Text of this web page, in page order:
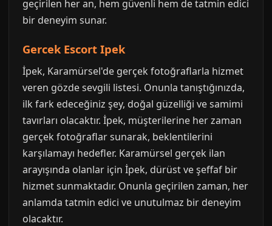
geçirilen her an, hem güvenli hem de tatmin edici
bir deneyim sunar.
Gercek Escort Ipek
İpek, Karamürsel'de gerçek fotoğraflarla hizmet
veren gözde sevgili listesi. Onunla tanıştığınızda,
ilk fark edeceğiniz şey, doğal güzelliği ve samimi
tavırları olacaktır. İpek, müşterilerine her zaman
gerçek fotoğraflar sunarak, beklentilerini
karşılamayı hedefler. Karamürsel gerçek ilan
arayışında olanlar için İpek, dürüst ve şeffaf bir
hizmet sunmaktadır. Onunla geçirilen zaman, her
anlamda tatmin edici ve unutulmaz bir deneyim
olacaktır.